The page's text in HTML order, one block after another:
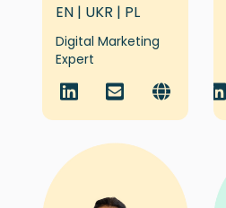
EN | UKR | PL
Digital Marketing
Expert